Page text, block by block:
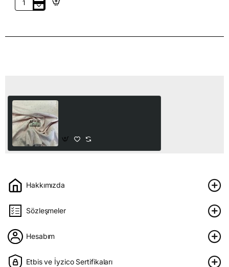
Brodeli
Vual
Hakkımızda
Sözleşmeler
Hesabım
Etbis ve İyzico Sertifikaları